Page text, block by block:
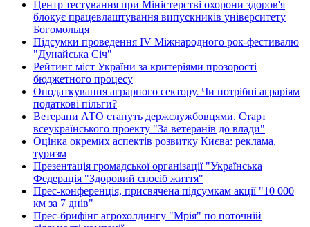
Центр тестування при Міністерстві охорони здоров'я
блокує працевлаштування випускників університету
Богомольця
Підсумки проведення IV Міжнародного рок-фестивалю
"Дунайська Січ"
Рейтинг міст України за критеріями прозорості
бюджетного процесу
Оподаткування аграрного сектору. Чи потрібні аграріям
податкові пільги?
Ветерани АТО стануть держслужбовцями. Старт
всеукраїнського проекту "За ветеранів до влади"
Оцінка окремих аспектів розвитку Києва: реклама,
туризм
Презентація громадської організації "Українська
Федерація "Здоровий спосіб життя"
Прес-конференція, присвячена підсумкам акції "10 000
км за 7 днів"
Прес-брифінг агрохолдингу "Мрія" по поточній